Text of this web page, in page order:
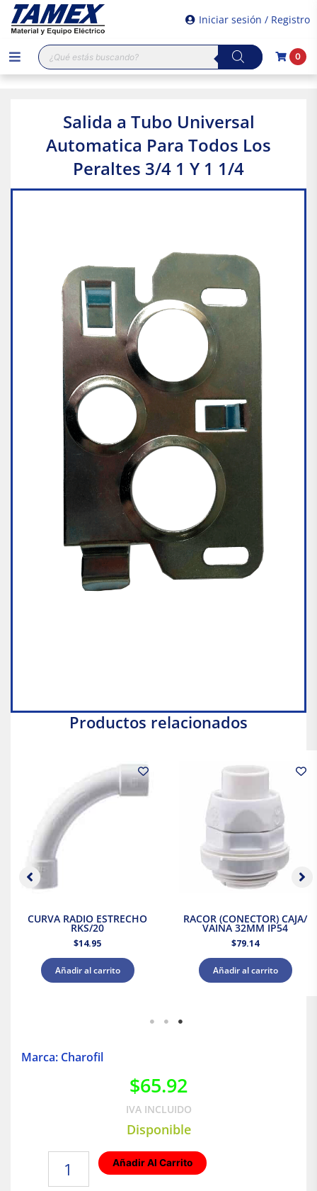
Iniciar sesión / Registro
Búsqueda
de
productos
0
Salida a Tubo Universal
Automatica Para Todos Los
Peraltes 3/4 1 Y 1 1/4
Productos relacionados
CURVA RADIO ESTRECHO
RKS/20
$14.95
Añadir al carrito
RACOR (CONECTOR) CAJA/
VAINA 32MM IP54
$79.14
Añadir al carrito
Marca: Charofil
$65.92
IVA INCLUIDO
Disponible
Añadir Al Carrito